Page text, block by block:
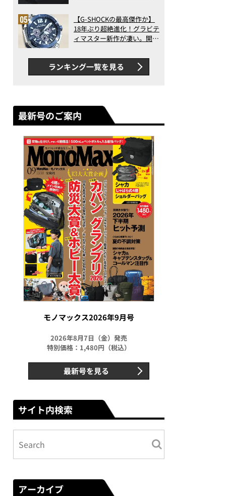
アの実力
【G-SHOCKの最高傑作か】
18年ぶり超絶進化！グラビテ
ィマスター新作が凄い。開発
新ムーブメントの衝撃
ランキング一覧を見る
最新号のご案内
モノマックス2026年9月号
2026年8月7日（金）発売
特別価格：1,480円（税込）
最新号を見る
サイト内検索
アーカイブ